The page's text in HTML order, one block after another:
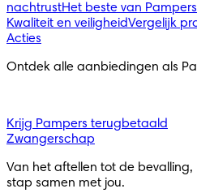
nachtrustHet beste van Pampers
Kwaliteit en veiligheidVergelijk
Acties
Ontdek alle aanbiedingen als
Krijg Pampers terugbetaald
Zwangerschap
Van het aftellen tot de
stap samen met jou.